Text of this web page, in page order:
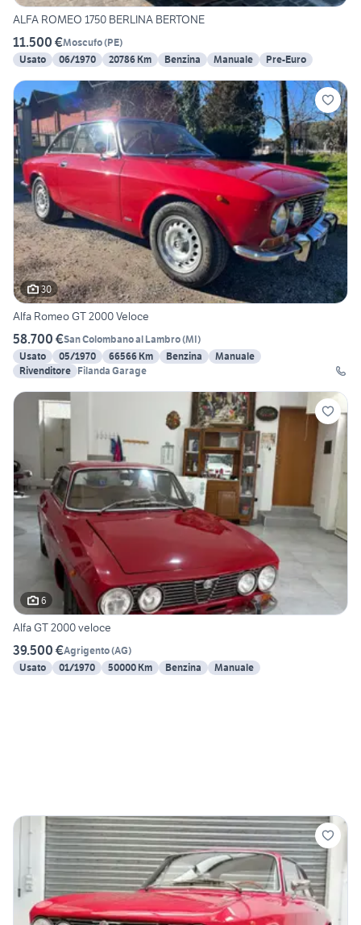
ALFA ROMEO 1750 BERLINA BERTONE
11.500 €Moscufo(PE)
Usato
06/1970 20786 Km Benzina Manuale Pre-Euro
30
Alfa Romeo GT 2000 Veloce
58.700 €San Colombano al Lambro(MI)
Usato
05/1970 66566 Km Benzina
Manuale
Rivenditore Filanda Garage
6
Alfa GT 2000 veloce
39.500 €Agrigento(AG)
Usato
01/1970 50000 Km Benzina Manuale